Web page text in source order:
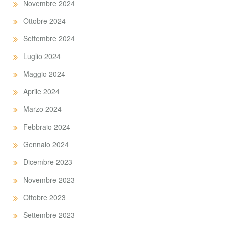
Novembre 2024
Ottobre 2024
Settembre 2024
Luglio 2024
Maggio 2024
Aprile 2024
Marzo 2024
Febbraio 2024
Gennaio 2024
Dicembre 2023
Novembre 2023
Ottobre 2023
Settembre 2023